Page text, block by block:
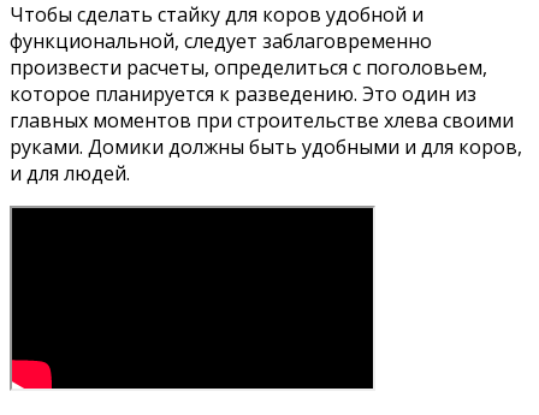
Чтобы сделать стайку для коров удобной и
функциональной, следует заблаговременно
произвести расчеты, определиться с поголовьем,
которое планируется к разведению. Это один из
главных моментов при строительстве хлева своими
руками. Домики должны быть удобными и для коров,
и для людей.